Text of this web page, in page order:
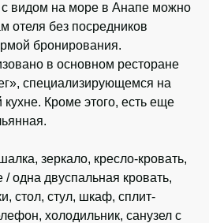
видом на море в Анапе можно
отеля без посредников
бронирования.
в основном ресторане
специализирующемся на
кухне. Кроме этого, есть еще
зеркало, кресло-кровать,
одна двуспальная кровать,
стол, стул, шкаф, сплит-
холодильник, санузел с